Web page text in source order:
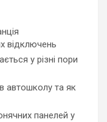
відключень
у різні пори
автошколу та як
панелей у